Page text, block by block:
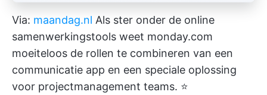
Via: maandag.nl Als ster onder de online
samenwerkingstools weet monday.com
moeiteloos de rollen te combineren van een
communicatie app en een speciale oplossing
voor projectmanagement teams. ⭐